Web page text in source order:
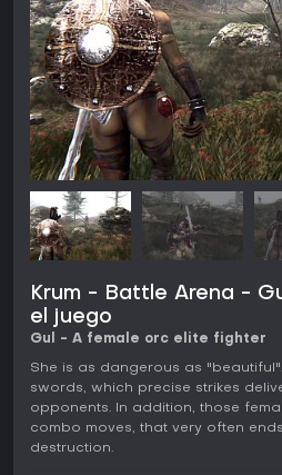
Krum - Battle Arena -
el juego
Gul - A female orc elite fighter
She is as dangerous as
swords, which precise strikes
opponents. In addition, those
combo moves, that very often
destruction.